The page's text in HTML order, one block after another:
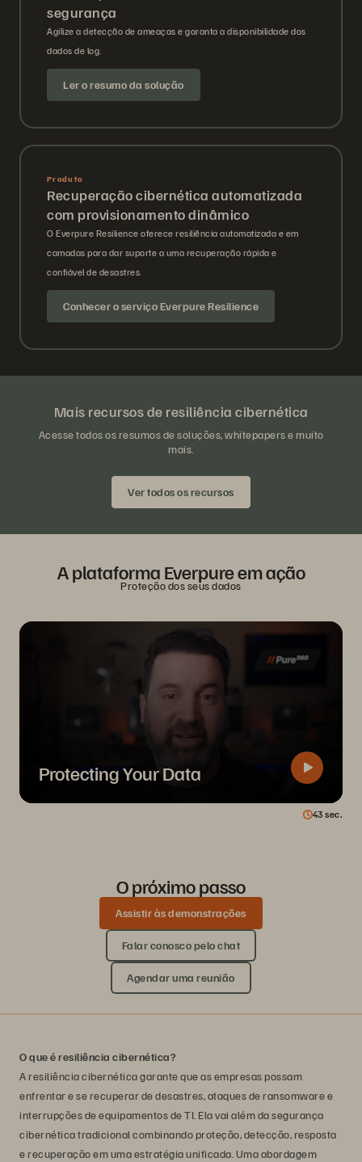
segurança
Agilize a detecção de ameaças e garanta a disponibilidade dos
dados de log.
Ler o resumo da solução
Produto
Recuperação cibernética automatizada
com provisionamento dinâmico
O Everpure Resilience oferece resiliência automatizada e em
camadas para dar suporte a uma recuperação rápida e
confiável de desastres.
Conhecer o serviço Everpure Resilience
Mais recursos de resiliência cibernética
Acesse todos os resumos de soluções, whitepapers e muito
mais.
Ver todos os recursos
A plataforma Everpure em ação
Proteção dos seus dados
Protecting Your Data
43 sec.
O próximo passo
Assistir às demonstrações
Falar conosco pelo chat
Agendar uma reunião
O que é resiliência cibernética?
A resiliência cibernética garante que as empresas possam
enfrentar e se recuperar de desastres, ataques de ransomware e
interrupções de equipamentos de TI. Ela vai além da segurança
cibernética tradicional combinando proteção, detecção, resposta
e recuperação em uma estratégia unificada. Uma abordagem